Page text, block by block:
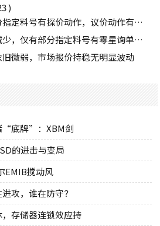
)
【深圳】买家仅针对部分指定料号有探价动作，议价动作有所减少
【香港】买家问价动作减少，仅有部分指定料号有零星询单动作
旧微弱，市场报价持稳无明显波动
“底牌”：XBM剑
的进击与变局
EMIB搅动风
攻，谁在防守？
存储器连锁效应持